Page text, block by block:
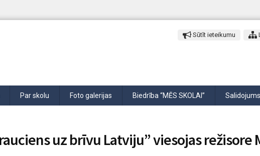
Sūtīt ieteikumu
Par skolu Foto galerijas Biedrība “MĒS SKOLAI” Salidojums
uz brīvu Latviju” viesojas režisore